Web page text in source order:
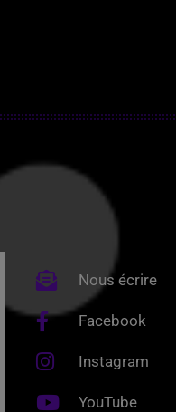
Nous écrire
Facebook
Instagram
YouTube